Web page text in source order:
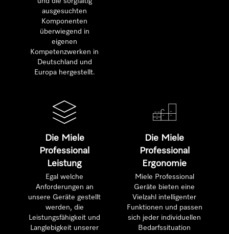
ausgesuchten
Komponenten
überwiegend in
eigenen
Kompetenzwerken in
Deutschland und
Europa hergestellt.
Die Miele
Professional
Leistung
Egal welche
Anforderungen an
unsere Geräte gestellt
werden, die
Leistungsfähigkeit und
Langlebigkeit unserer
Die Miele
Professional
Ergonomie
Miele Professional
Geräte bieten eine
Vielzahl intelligenter
Funktionen und passen
sich jeder individuellen
Bedarfssituation